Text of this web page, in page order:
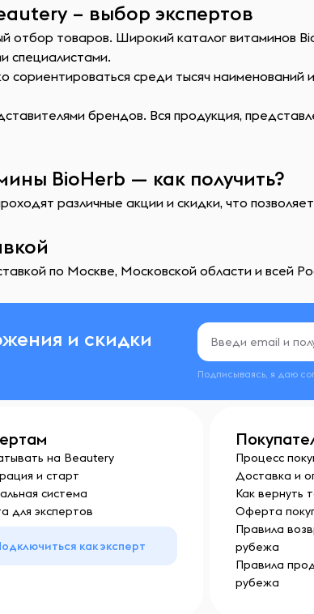
– выбор экспертов
отбор товаров. Широкий каталог витаминов
специалистами.
сориентироваться среди тысяч
брендов. Вся продукция,
BioHerb — как получить?
различные акции и скидки, что
по Москве, Московской области и всей
и скидки
Подписываясь, я даю
на Beautery
и старт
система
для экспертов
как эксперт
Процесс
Доставка и
Как вернуть
Оферта
Правила
рубежа
Правила
рубежа